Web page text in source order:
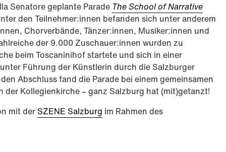
Senatore geplante Parade The School of Narrative
den Teilnehmer:innen befanden sich unter anderem
Chorverbände, Tänzer:innen, Musiker:innen und
der 9.000 Zuschauer:innen wurden zu
beim Toscaninihof startete und sich in einer
Führung der Künstlerin durch die Salzburger
Abschluss fand die Parade bei einem gemeinsamen
der Kollegienkirche – ganz Salzburg hat (mit)getanzt!
mit der SZENE Salzburg im Rahmen des